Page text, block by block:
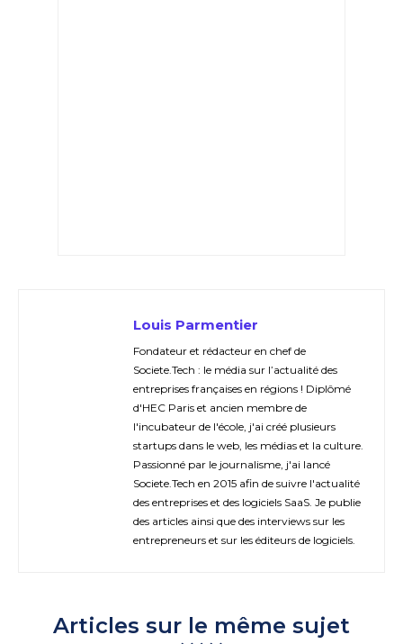
Louis Parmentier
Fondateur et rédacteur en chef de
Societe.Tech : le média sur l’actualité des
entreprises françaises en régions ! Diplômé
d'HEC Paris et ancien membre de
l'incubateur de l'école, j'ai créé plusieurs
startups dans le web, les médias et la culture.
Passionné par le journalisme, j'ai lancé
Societe.Tech en 2015 afin de suivre l'actualité
des entreprises et des logiciels SaaS. Je publie
des articles ainsi que des interviews sur les
entrepreneurs et sur les éditeurs de logiciels.
Articles sur le même sujet